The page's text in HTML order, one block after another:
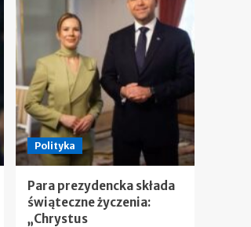
Polityka
Para prezydencka składa
świąteczne życzenia:
„Chrystus